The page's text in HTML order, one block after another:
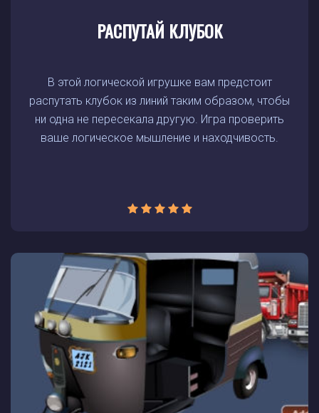
РАСПУТАЙ КЛУБОК
В этой логической игрушке вам предстоит
распутать клубок из линий таким образом, чтобы
ни одна не пересекала другую. Игра проверить
ваше логическое мышление и находчивость.